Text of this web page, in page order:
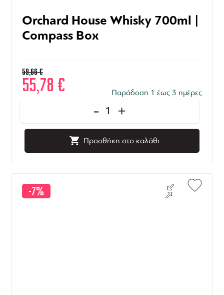
Orchard House Whisky 700ml |
Compass Box
59,66€
55,78 € Παράδοση 1 έως 3 ημέρες
- +
Προσθήκη στο καλάθι
-7%